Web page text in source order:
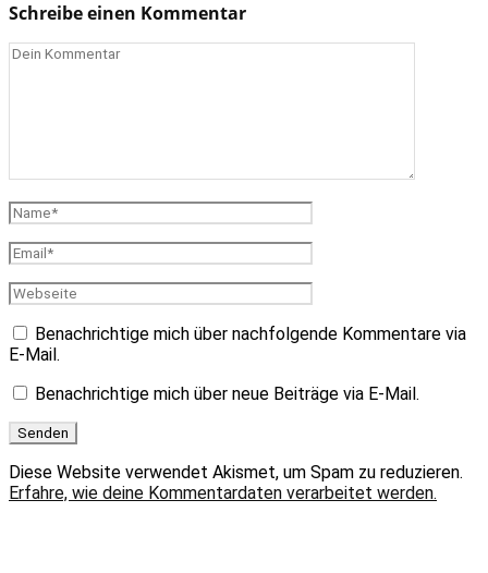
Schreibe einen Kommentar
Benachrichtige mich über nachfolgende Kommentare via
E-Mail.
Benachrichtige mich über neue Beiträge via E-Mail.
Diese Website verwendet Akismet, um Spam zu reduzieren.
Erfahre, wie deine Kommentardaten verarbeitet werden.